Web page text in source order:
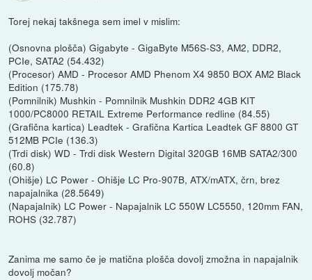
Torej nekaj takšnega sem imel v mislim:
(Osnovna plošča) Gigabyte - GigaByte M56S-S3, AM2, DDR2,
PCIe, SATA2 (54.432)
(Procesor) AMD - Procesor AMD Phenom X4 9850 BOX AM2 Black
Edition (175.78)
(Pomnilnik) Mushkin - Pomnilnik Mushkin DDR2 4GB KIT
1000/PC8000 RETAIL Extreme Performance redline (84.55)
(Grafična kartica) Leadtek - Grafična Kartica Leadtek GF 8800 GT
512MB PCIe (136.3)
(Trdi disk) WD - Trdi disk Western Digital 320GB 16MB SATA2/300
(60.8)
(Ohišje) LC Power - Ohišje LC Pro-907B, ATX/mATX, črn, brez
napajalnika (28.5649)
(Napajalnik) LC Power - Napajalnik LC 550W LC5550, 120mm FAN,
ROHS (32.787)
Zanima me samo če je matična plošča dovolj zmožna in napajalnik
dovolj močan?